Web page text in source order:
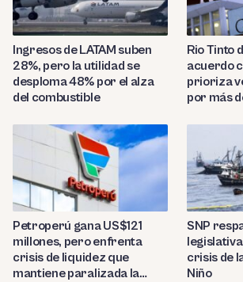
Ingresos de LATAM suben
28%, pero la utilidad se
desploma 48% por el alza
del combustible
Rio Tinto
acuerdo
prioriza
por más
Petroperú gana US$121
millones, pero enfrenta
crisis de liquidez que
mantiene paralizada la
SNP
crisis de
Niño